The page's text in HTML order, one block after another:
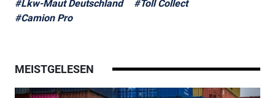
#Lkw-Maut Deutschland
#Toll Collect
#Camion Pro
MEISTGELESEN